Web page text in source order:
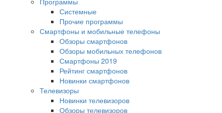
Системные
Прочие программы
Смартфоны и мобильные телефоны
Обзоры смартфонов
Обзоры мобильных телефонов
Смартфоны 2019
Рейтинг смартфонов
Новинки смартфонов
Телевизоры
Новинки телевизоров
Обзоры телевизоров